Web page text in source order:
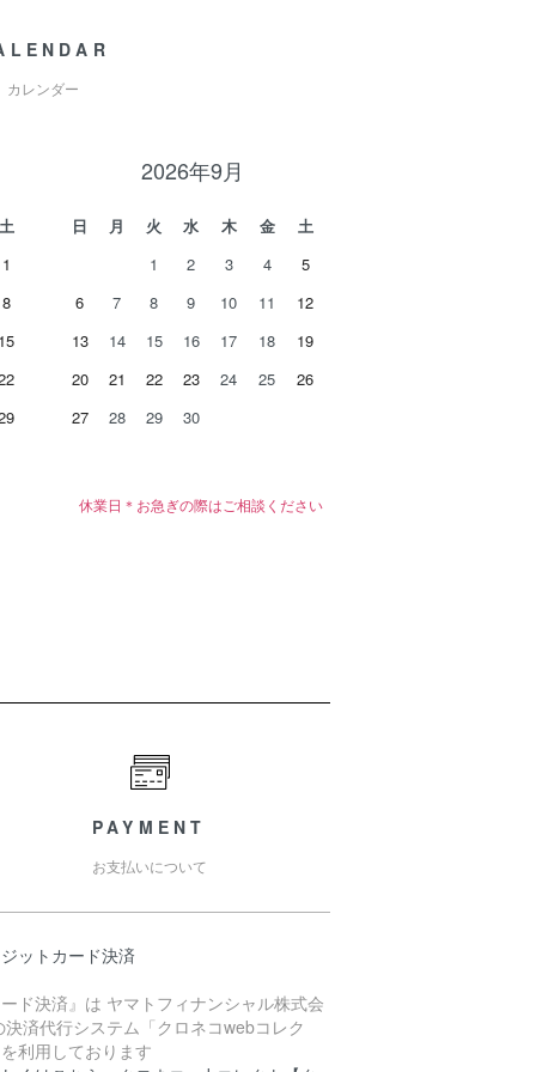
カレンダー
1
8
2026年9月
日 月 火 水 木 金
土
1
2 3 4
5
6
7 8 9 10 11
12
13
14 15 16 17 18
19
20
21 22 23 24 25
26
27
28 29 30
休業日＊お急ぎの際はご相談ください
PAYMENT
お支払いについて
ットカード決済
ド決済』は ヤマトフィナンシャル株式会
決済代行システム「クロネコwebコレク
利用しております